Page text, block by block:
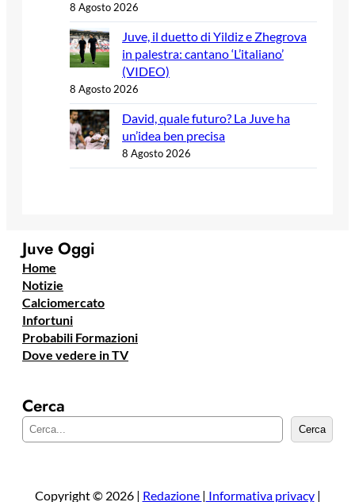
8 Agosto 2026
Juve, il duetto di Yildiz e Zhegrova
in palestra: cantano ‘L’italiano’
(VIDEO)
8 Agosto 2026
David, quale futuro? La Juve ha
un’idea ben precisa
8 Agosto 2026
Juve Oggi
Home
Notizie
Calciomercato
Infortuni
Probabili Formazioni
Dove vedere in TV
Cerca
e
a
Cerca
Copyright © 2026 | Redazione | Informativa privacy|